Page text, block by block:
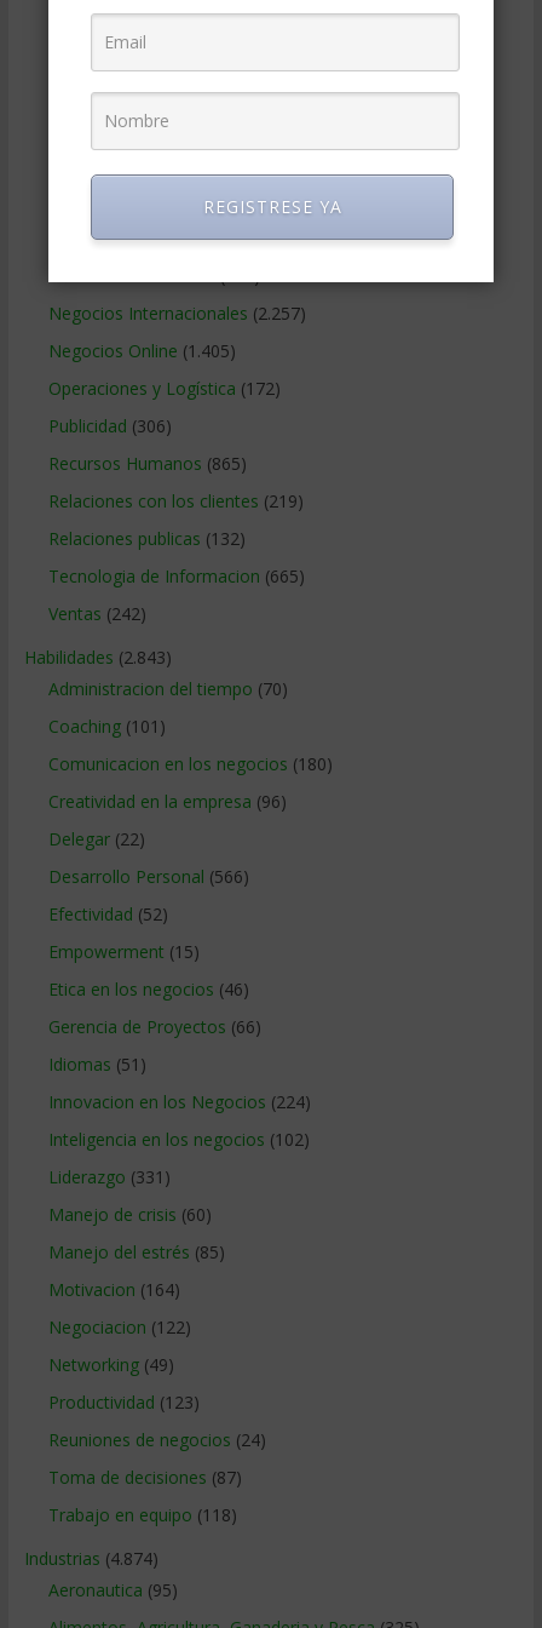
Estrategia Empresarial(304)
Finanzas Corporativas
Gerencia social y ambiental(223)
Gobierno Corporativo
Marketing Digital(247)
Negocios Internacionales (2.257)
Negocios Online (1.405)
Operaciones y Logística (172)
Publicidad (306)
Recursos Humanos (865)
Relaciones con los clientes (219)
Relaciones publicas (132)
Tecnologia de Informacion (665)
Ventas (242)
Habilidades (2.843)
Administracion del tiempo (70)
Coaching(101)
Comunicacion en los negocios (180)
Creatividad en la empresa (96)
Delegar(22)
Desarrollo Personal (566)
Efectividad (52)
Empowerment (15)
Etica en los negocios (46)
Gerencia de Proyectos (66)
Idiomas (51)
Innovacion en los Negocios (224)
Inteligencia en los negocios (102)
Liderazgo (331)
Manejo de crisis (60)
Manejo del estrés (85)
Motivacion (164)
Negociacion (122)
Networking(49)
Productividad (123)
Reuniones de negocios (24)
Toma de decisiones (87)
Trabajo en equipo (118)
Industrias (4.874)
Aeronautica (95)
REGISTRESE YA